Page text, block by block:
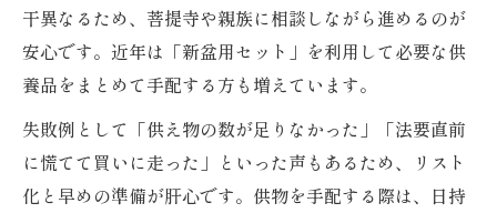
干異なるため、菩提寺や親族に相談しながら進めるのが
安心です。近年は「新盆用セット」を利用して必要な供
養品をまとめて手配する方も増えています。
失敗例として「供え物の数が足りなかった」「法要直前
に慌てて買いに走った」といった声もあるため、リスト
化と早めの準備が肝心です。供物を手配する際は、日持